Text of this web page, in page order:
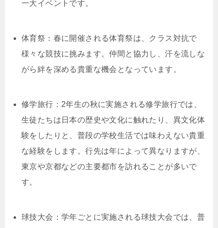
一大イベントです。
体育祭：春に開催される体育祭は、クラス対抗で
様々な競技に挑みます。仲間と協力し、汗を流しな
がら絆を深める貴重な機会となっています。
修学旅行：2年生の秋に実施される修学旅行では、
生徒たちは日本の歴史や文化に触れたり、異文化体
験をしたりと、普段の学校生活では味わえない貴重
な経験をします。行先は年によって異なりますが、
東京や京都などの主要都市を訪れることが多いで
す。
球技大会：学年ごとに実施される球技大会では、普